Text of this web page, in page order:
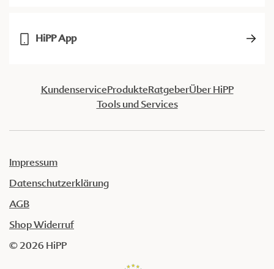
HiPP App
KundenserviceProdukteRatgeberÜber HiPP
Tools und Services
Impressum
Datenschutzerklärung
AGB
Shop Widerruf
© 2026 HiPP